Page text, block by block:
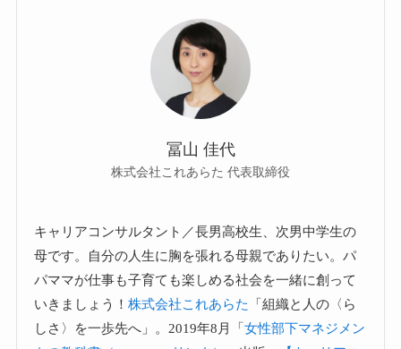
冨山 佳代
株式会社これあらた 代表取締役
キャリアコンサルタント／長男高校生、次男中学生の
母です。自分の人生に胸を張れる母親でありたい。パ
パママが仕事も子育ても楽しめる社会を一緒に創って
いきましょう！株式会社これあらた
「組織と人の〈ら
しさ〉を一歩先へ」。2019年8月「女性部下マネジメン